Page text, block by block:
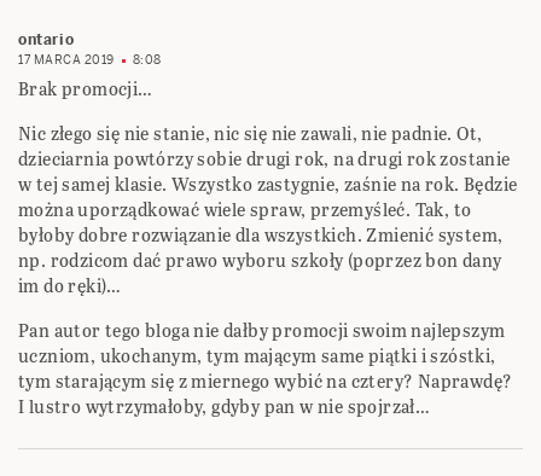
ontario
17 MARCA 2019 8:08
Brak promocji…
Nic złego się nie stanie, nic się nie zawali, nie padnie. Ot,
dzieciarnia powtórzy sobie drugi rok, na drugi rok zostanie
w tej samej klasie. Wszystko zastygnie, zaśnie na rok. Będzie
można uporządkować wiele spraw, przemyśleć. Tak, to
byłoby dobre rozwiązanie dla wszystkich. Zmienić system,
np. rodzicom dać prawo wyboru szkoły (poprzez bon dany
im do ręki)…
Pan autor tego bloga nie dałby promocji swoim najlepszym
uczniom, ukochanym, tym mającym same piątki i szóstki,
tym starającym się z miernego wybić na cztery? Naprawdę?
I lustro wytrzymałoby, gdyby pan w nie spojrzał…